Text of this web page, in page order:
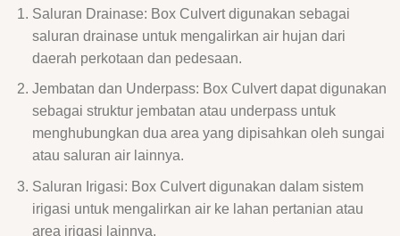
Saluran Drainase: Box Culvert digunakan sebagai
saluran drainase untuk mengalirkan air hujan dari
daerah perkotaan dan pedesaan.
Jembatan dan Underpass: Box Culvert dapat digunakan
sebagai struktur jembatan atau underpass untuk
menghubungkan dua area yang dipisahkan oleh sungai
atau saluran air lainnya.
Saluran Irigasi: Box Culvert digunakan dalam sistem
irigasi untuk mengalirkan air ke lahan pertanian atau
area irigasi lainnya.